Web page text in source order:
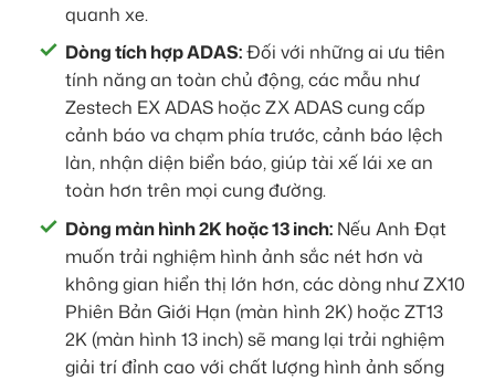
quanh xe.
Dòng tích hợp ADAS:Đối với những ai ưu tiên
tính năng an toàn chủ động, các mẫu như
Zestech EX ADAS hoặc ZX ADAS cung cấp
cảnh báo va chạm phía trước, cảnh báo lệch
làn, nhận diện biển báo, giúp tài xế lái xe an
toàn hơn trên mọi cung đường.
Dòng màn hình 2K hoặc 13 inch: Nếu Anh Đạt
muốn trải nghiệm hình ảnh sắc nét hơn và
không gian hiển thị lớn hơn, các dòng như ZX10
Phiên Bản Giới Hạn (màn hình 2K) hoặc ZT13
2K (màn hình 13 inch) sẽ mang lại trải nghiệm
giải trí đỉnh cao với chất lượng hình ảnh sống